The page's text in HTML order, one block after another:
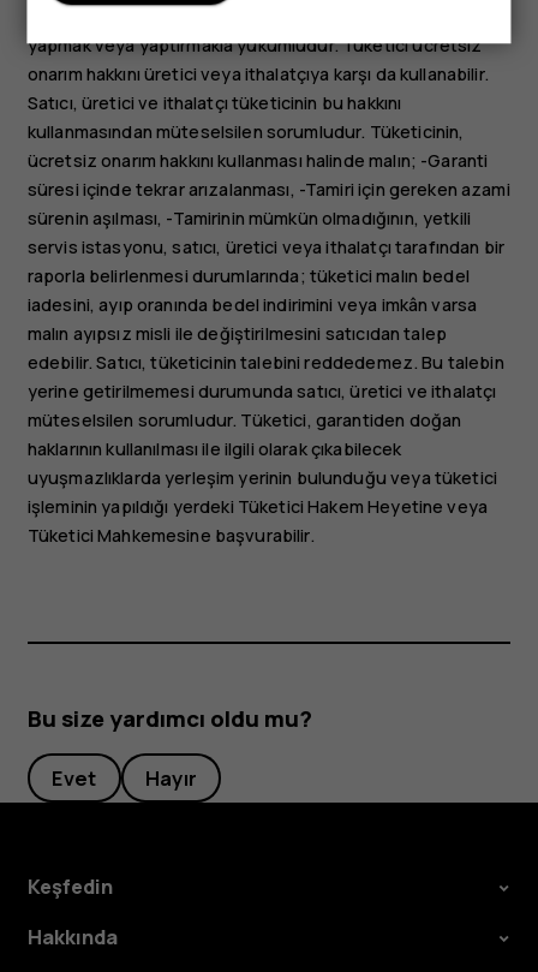
yapmak veya yaptırmakla yükümlüdür. Tüketici ücretsiz
onarım hakkını üretici veya ithalatçıya karşı da kullanabilir.
Satıcı, üretici ve ithalatçı tüketicinin bu hakkını
kullanmasından müteselsilen sorumludur. Tüketicinin,
ücretsiz onarım hakkını kullanması halinde malın; -Garanti
süresi içinde tekrar arızalanması, -Tamiri için gereken azami
sürenin aşılması, -Tamirinin mümkün olmadığının, yetkili
servis istasyonu, satıcı, üretici veya ithalatçı tarafından bir
raporla belirlenmesi durumlarında; tüketici malın bedel
iadesini, ayıp oranında bedel indirimini veya imkân varsa
malın ayıpsız misli ile değiştirilmesini satıcıdan talep
edebilir. Satıcı, tüketicinin talebini reddedemez. Bu talebin
yerine getirilmemesi durumunda satıcı, üretici ve ithalatçı
müteselsilen sorumludur. Tüketici, garantiden doğan
haklarının kullanılması ile ilgili olarak çıkabilecek
uyuşmazlıklarda yerleşim yerinin bulunduğu veya tüketici
işleminin yapıldığı yerdeki Tüketici Hakem Heyetine veya
Tüketici Mahkemesine başvurabilir.
Bu size yardımcı oldu mu?
Evet Hayır
Keşfedin
Hakkında